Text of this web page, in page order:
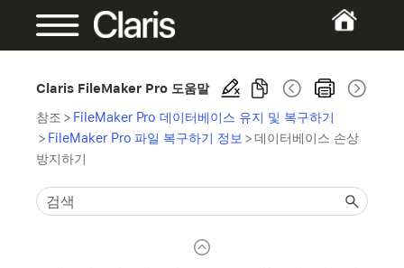
Claris FileMaker Pro 도움말
참조 > FileMaker Pro 데이터베이스 유지 및 복구하기
> FileMaker Pro 파일 복구하기 정보 >데이터베이스 손상
방지하기